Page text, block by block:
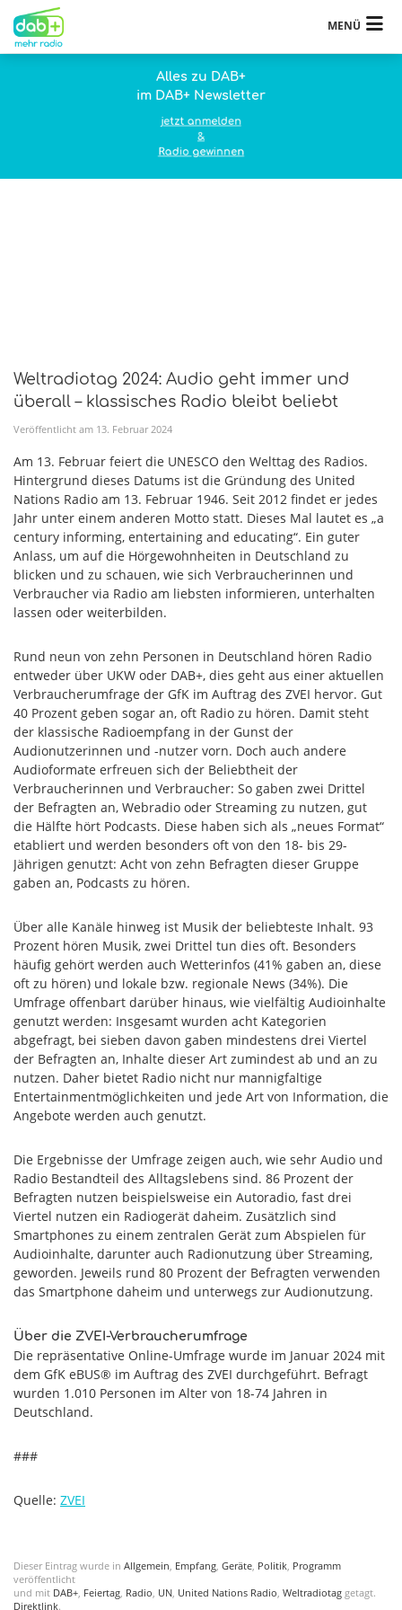
MENÜ
Alles zu DAB+
im DAB+ Newsletter
jetzt anmelden
&
Radio gewinnen
Weltradiotag 2024: Audio geht immer und
überall – klassisches Radio bleibt beliebt
Veröffentlicht am 13. Februar 2024
Am 13. Februar feiert die UNESCO den Welttag des Radios.
Hintergrund dieses Datums ist die Gründung des United
Nations Radio am 13. Februar 1946. Seit 2012 findet er jedes
Jahr unter einem anderen Motto statt. Dieses Mal lautet es „a
century informing, entertaining and educating“. Ein guter
Anlass, um auf die Hörgewohnheiten in Deutschland zu
blicken und zu schauen, wie sich Verbraucherinnen und
Verbraucher via Radio am liebsten informieren, unterhalten
lassen oder weiterbilden.
Rund neun von zehn Personen in Deutschland hören Radio
entweder über UKW oder DAB+, dies geht aus einer aktuellen
Verbraucherumfrage der GfK im Auftrag des ZVEI hervor. Gut
40 Prozent geben sogar an, oft Radio zu hören. Damit steht
der klassische Radioempfang in der Gunst der
Audionutzerinnen und -nutzer vorn. Doch auch andere
Audioformate erfreuen sich der Beliebtheit der
Verbraucherinnen und Verbraucher: So gaben zwei Drittel
der Befragten an, Webradio oder Streaming zu nutzen, gut
die Hälfte hört Podcasts. Diese haben sich als „neues Format“
etabliert und werden besonders oft von den 18- bis 29-
Jährigen genutzt: Acht von zehn Befragten dieser Gruppe
gaben an, Podcasts zu hören.
Über alle Kanäle hinweg ist Musik der beliebteste Inhalt. 93
Prozent hören Musik, zwei Drittel tun dies oft. Besonders
häufig gehört werden auch Wetterinfos (41% gaben an, diese
oft zu hören) und lokale bzw. regionale News (34%). Die
Umfrage offenbart darüber hinaus, wie vielfältig Audioinhalte
genutzt werden: Insgesamt wurden acht Kategorien
abgefragt, bei sieben davon gaben mindestens drei Viertel
der Befragten an, Inhalte dieser Art zumindest ab und an zu
nutzen. Daher bietet Radio nicht nur mannigfaltige
Entertainmentmöglichkeiten und jede Art von Information, die
Angebote werden auch genutzt.
Die Ergebnisse der Umfrage zeigen auch, wie sehr Audio und
Radio Bestandteil des Alltagslebens sind. 86 Prozent der
Befragten nutzen beispielsweise ein Autoradio, fast drei
Viertel nutzen ein Radiogerät daheim. Zusätzlich sind
Smartphones zu einem zentralen Gerät zum Abspielen für
Audioinhalte, darunter auch Radionutzung über Streaming,
geworden. Jeweils rund 80 Prozent der Befragten verwenden
das Smartphone daheim und unterwegs zur Audionutzung.
Über die ZVEI-Verbraucherumfrage
Die repräsentative Online-Umfrage wurde im Januar 2024 mit
dem GfK eBUS® im Auftrag des ZVEI durchgeführt. Befragt
wurden 1.010 Personen im Alter von 18-74 Jahren in
Deutschland.
###
Quelle: ZVEI
Dieser Eintrag wurde in Allgemein, Empfang, Geräte, Politik, Programm
veröffentlicht
und mit DAB+, Feiertag, Radio, UN, United Nations Radio, Weltradiotag getagt.
Direktlink.